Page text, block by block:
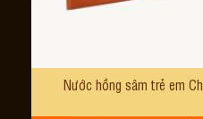
Nước hồng sâm trẻ em